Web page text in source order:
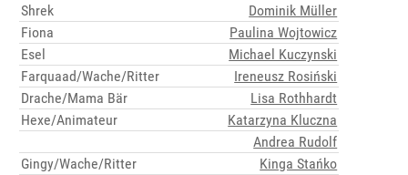
Shrek
Dominik Müller
Fiona
Paulina Wojtowicz
Esel
Michael Kuczynski
Farquaad/Wache/Ritter
Ireneusz Rosiński
Drache/Mama Bär
Lisa Rothhardt
Hexe/Animateur
Katarzyna Kluczna
Andrea Rudolf
Gingy/Wache/Ritter
Kinga Stańko